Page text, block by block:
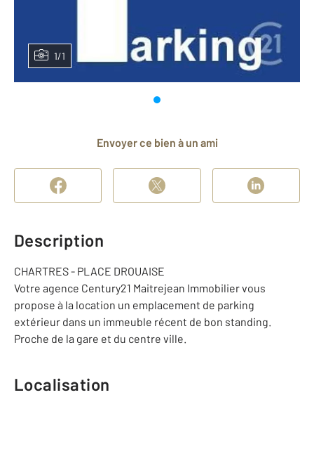
1/1
Envoyer ce bien à un ami
Description
CHARTRES - PLACE DROUAISE
Votre agence Century21 Maitrejean Immobilier vous
propose à la location un emplacement de parking
extérieur dans un immeuble récent de bon standing.
Proche de la gare et du centre ville.
Localisation